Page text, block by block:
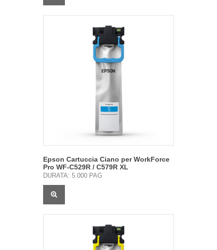
Epson Cartuccia Ciano per WorkForce
Pro WF-C529R / C579R XL
DURATA: 5.000 PAG